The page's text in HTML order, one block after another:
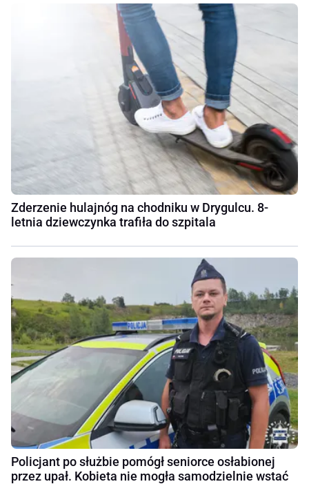
Zderzenie hulajnóg na chodniku w Drygulcu. 8-
letnia dziewczynka trafiła do szpitala
Policjant po służbie pomógł seniorce osłabionej
przez upał. Kobieta nie mogła samodzielnie wstać